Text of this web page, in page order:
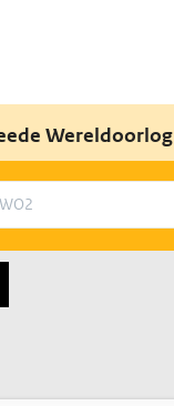
Wereldoorlog